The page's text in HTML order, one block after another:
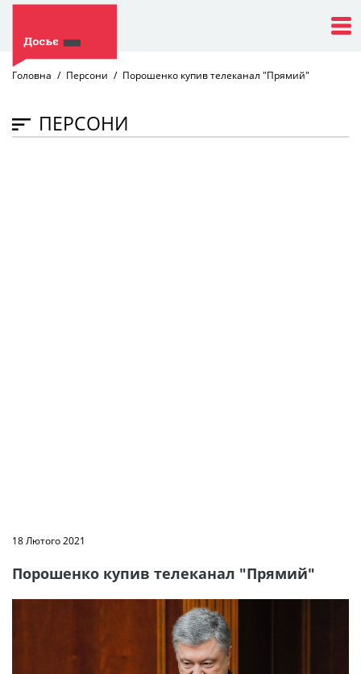
Головна Персони Порошенко купив телеканал "Прямий"
ПЕРСОНИ
18 Лютого 2021
Порошенко купив телеканал "Прямий"